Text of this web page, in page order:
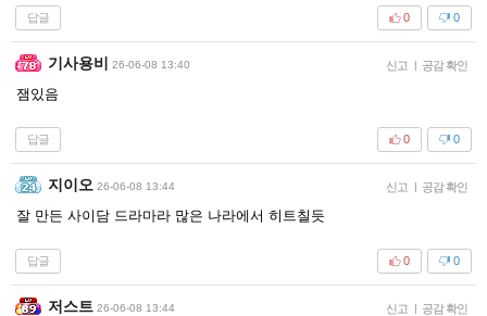
답글 0
0
기사용비 26-06-08 13:40 신고 | 공감 확인
잼있음
답글 0
0
지이오 26-06-08 13:44 신고 | 공감 확인
잘 만든 사이담 드라마라 많은 나라에서 히트칠듯
답글 0
0
저스트 26-06-08 13:44 신고 | 공감 확인